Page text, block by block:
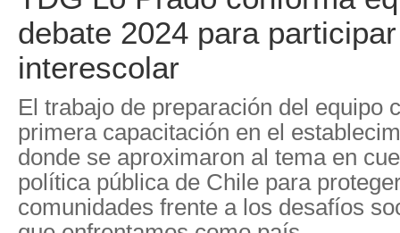
debate 2024 para
interescolar
El trabajo de preparación del equipo
primera capacitación en el
donde se aproximaron al tema en
política pública de Chile para
comunidades frente a los desafíos